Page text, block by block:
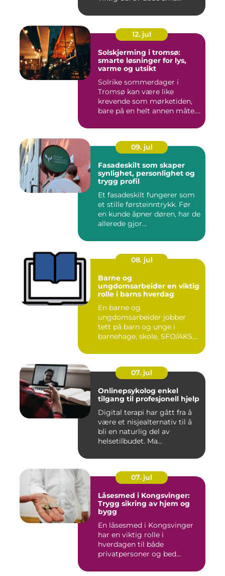
12. jul
Solskjerming i tromsø:
smarte løsninger for lys,
varme og utsikt
Solrike sommerdager i
Tromsø kan være like
krevende som mørketiden,
bare på en helt annen måte.
09. jul
Fasadeskilt som skaper
synlighet, personlighet og
trygg profil
Et fasadeskilt fungerer som
et stille førsteinntrykk. Før
en kunde åpner døren, har de
allerede gjor...
08. jul
Barne og
ungdomsarbeider en viktig
rolle i barns hverdag
En barne og
ungdomsarbeider jobber
tett på barn og unge i
barnehage, skole, SFO/AKS,
07. jul
Onlinepsykolog enkel
tilgang til profesjonell hjelp
Digital terapi har gått fra å
være et nisjealternativ til å
bli en naturlig del av
helsetilbudet. Ma...
07. jul
Låsesmed i Kongsvinger:
Trygg sikring av hjem og
bygg
En låsesmed i Kongsvinger
har en viktig rolle i
hverdagen til både
privatpersoner og bed...